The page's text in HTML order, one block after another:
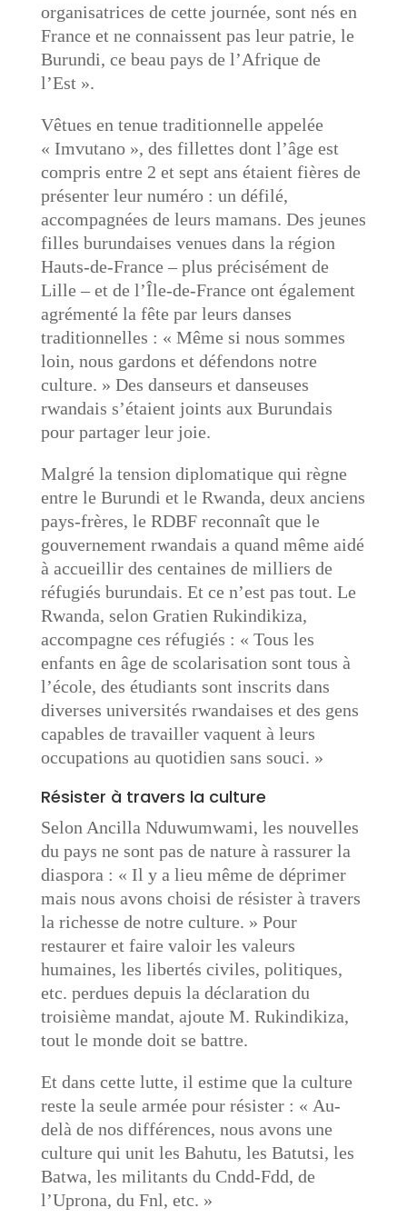
organisatrices de cette journée, sont nés en
France et ne connaissent pas leur patrie, le
Burundi, ce beau pays de l’Afrique de
l’Est ».
Vêtues en tenue traditionnelle appelée
« Imvutano », des fillettes dont l’âge est
compris entre 2 et sept ans étaient fières de
présenter leur numéro : un défilé,
accompagnées de leurs mamans. Des jeunes
filles burundaises venues dans la région
Hauts-de-France – plus précisément de
Lille – et de l’Île-de-France ont également
agrémenté la fête par leurs danses
traditionnelles : « Même si nous sommes
loin, nous gardons et défendons notre
culture. » Des danseurs et danseuses
rwandais s’étaient joints aux Burundais
pour partager leur joie.
Malgré la tension diplomatique qui règne
entre le Burundi et le Rwanda, deux anciens
pays-frères, le RDBF reconnaît que le
gouvernement rwandais a quand même aidé
à accueillir des centaines de milliers de
réfugiés burundais. Et ce n’est pas tout. Le
Rwanda, selon Gratien Rukindikiza,
accompagne ces réfugiés : « Tous les
enfants en âge de scolarisation sont tous à
l’école, des étudiants sont inscrits dans
diverses universités rwandaises et des gens
capables de travailler vaquent à leurs
occupations au quotidien sans souci. »
Résister à travers la culture
Selon Ancilla Nduwumwami, les nouvelles
du pays ne sont pas de nature à rassurer la
diaspora : « Il y a lieu même de déprimer
mais nous avons choisi de résister à travers
la richesse de notre culture. » Pour
restaurer et faire valoir les valeurs
humaines, les libertés civiles, politiques,
etc. perdues depuis la déclaration du
troisième mandat, ajoute M. Rukindikiza,
tout le monde doit se battre.
Et dans cette lutte, il estime que la culture
reste la seule armée pour résister : « Au-
delà de nos différences, nous avons une
culture qui unit les Bahutu, les Batutsi, les
Batwa, les militants du Cndd-Fdd, de
l’Uprona, du Fnl, etc. »